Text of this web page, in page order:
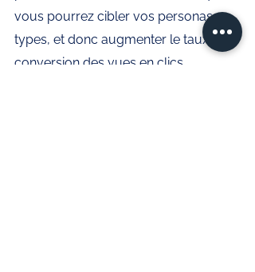
vous pourrez cibler vos personas
types, et donc augmenter le taux de
conversion des vues en clics.